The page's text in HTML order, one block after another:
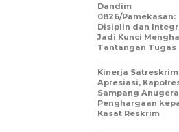
‎Dandim
0826/Pamekasan:
Disiplin dan
Jadi Kunci
Tantangan Tugas
Kinerja
Apresiasi,
Sampang
Penghargaan
Kasat Reskrim